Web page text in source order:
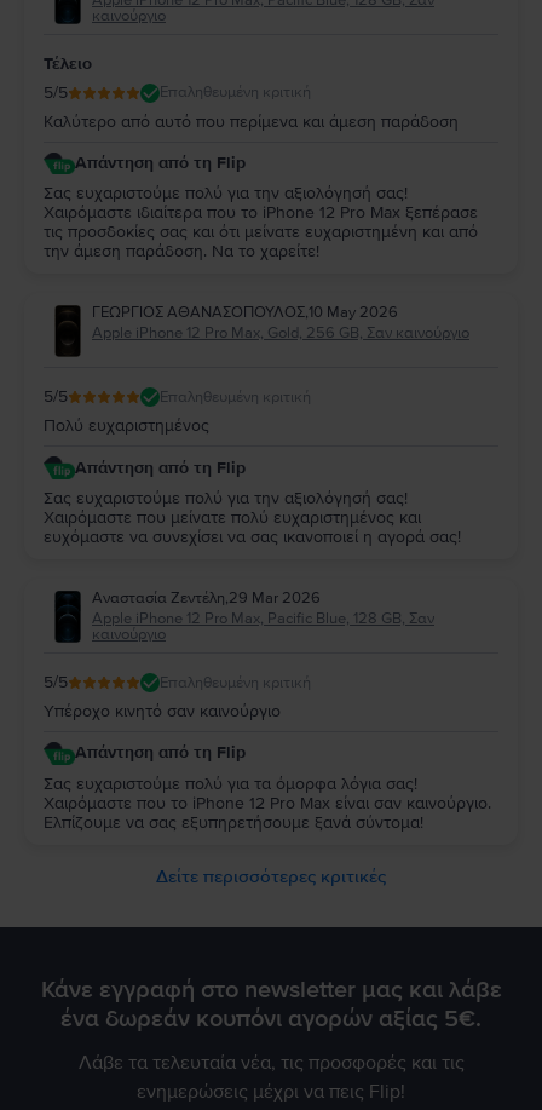
καινούργιο
Τέλειο
5/5 Επαληθευμένη κριτική
Καλύτερο από αυτό που περίμενα και άμεση παράδοση
Απάντηση από τη Flip
Σας ευχαριστούμε πολύ για την αξιολόγησή σας!
Χαιρόμαστε ιδιαίτερα που το iPhone 12 Pro Max ξεπέρασε
τις προσδοκίες σας και ότι μείνατε ευχαριστημένη και από
την άμεση παράδοση. Να το χαρείτε!
ΓΕΩΡΓΙΟΣ ΑΘΑΝΑΣΟΠΟΥΛΟΣ,10 May 2026
Apple iPhone 12 Pro Max, Gold, 256 GB, Σαν καινούργιο
5/5 Επαληθευμένη κριτική
Πολύ ευχαριστημένος
Απάντηση από τη Flip
Σας ευχαριστούμε πολύ για την αξιολόγησή σας!
Χαιρόμαστε που μείνατε πολύ ευχαριστημένος και
ευχόμαστε να συνεχίσει να σας ικανοποιεί η αγορά σας!
Αναστασία Ζεντέλη,29 Mar 2026
Apple iPhone 12 Pro Max, Pacific Blue, 128 GB, Σαν
καινούργιο
5/5 Επαληθευμένη κριτική
Υπέροχο κινητό σαν καινούργιο
Απάντηση από τη Flip
Σας ευχαριστούμε πολύ για τα όμορφα λόγια σας!
Χαιρόμαστε που το iPhone 12 Pro Max είναι σαν καινούργιο.
Ελπίζουμε να σας εξυπηρετήσουμε ξανά σύντομα!
Δείτε περισσότερες κριτικές
Κάνε εγγραφή στο newsletter μας και λάβε
ένα δωρεάν κουπόνι αγορών αξίας 5€.
Λάβε τα τελευταία νέα, τις προσφορές και τις
ενημερώσεις μέχρι να πεις Flip!